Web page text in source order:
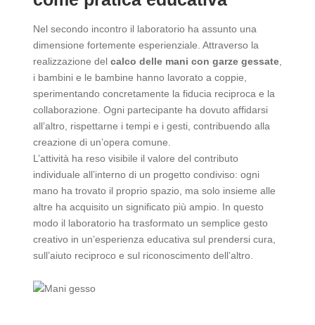
Nel secondo incontro il laboratorio ha assunto una
dimensione fortemente esperienziale. Attraverso la
realizzazione del calco delle mani con garze gessate,
i bambini e le bambine hanno lavorato a coppie,
sperimentando concretamente la fiducia reciproca e la
collaborazione. Ogni partecipante ha dovuto affidarsi
all’altro, rispettarne i tempi e i gesti, contribuendo alla
creazione di un’opera comune.
L’attività ha reso visibile il valore del contributo
individuale all’interno di un progetto condiviso: ogni
mano ha trovato il proprio spazio, ma solo insieme alle
altre ha acquisito un significato più ampio. In questo
modo il laboratorio ha trasformato un semplice gesto
creativo in un’esperienza educativa sul prendersi cura,
sull’aiuto reciproco e sul riconoscimento dell’altro.